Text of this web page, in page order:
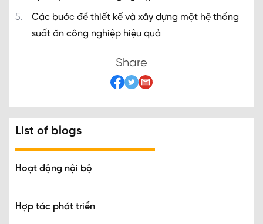
Các bước để thiết kế và xây dựng một hệ thống
suất ăn công nghiệp hiệu quả
Share
List of blogs
Hoạt động nội bộ
Hợp tác phát triển